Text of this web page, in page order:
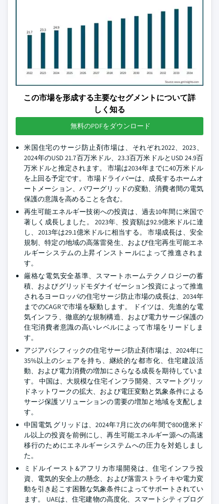
この市場を形成する主要なセグメントについて詳
しく知る
無料のPDFをダウンロード
米国住宅のサージ防止剤市場は、それぞれ2022、2023、
2024年のUSD 21.7百万米ドル、23.3百万米ドルとUSD 24.9百
万米ドルと推定されます。 市場は2034年までに40万米ドル
を上回る予定です。 市場ドライバーは、成長するホームオ
ートメーション、パワーグリッドの変動、消費者間の電気
保護の意識を高めることを含む。
再生可能エネルギー技術への投資は、過去10年間に米国で
著しく成長しました。 2023年、投資額は92.9億米ドルに達
し、2013年は29.1億米ドルに相当する。 市場成長は、安全
規制、特定の地域の高落雷発生、および住宅再生可能エネ
ルギーシステムの上昇インストールによって推進されま
す。
厳格な電気安全基準、スマートホームテクノロジーの蓄
積、およびグリッドモダナイゼーション投資によって推進
されるヨーロッパの住宅サージ防止市場の成長は、2034年
までのCAGRで市場を駆動します。 ドイツは、先進的な電
気インフラ、徹底的な規制構造、および電力サージ保護の
住宅消費者意識の高いレベルによって市場をリードしま
す。
アジアパシフィックの住宅サージ防止剤市場は、2024年に
35%以上のシェアを持ち、継続的な都市化、住宅建設活
動、および電力消費の増加にさらなる成長を期待していま
す。 中国は、大規模な住宅インフラ開発、スマートグリッ
ドネットワークの拡大、および電圧変動と気象条件による
サージ保護ソリューションの需要の増加と地域を支配しま
す。
中国電気 グリッドは、2024年7月に次の6年間で800億米ド
ル以上の投資を前例にし、再生可能エネルギー源への高速
移行のためにエネルギーシステムへの圧力を対処しまし
た。
ミドルイースト&アフリカ市場開発は、住宅インフラ投
資、電気的安全上の懸念、および落雷ストライキや電力変
動を引き起こす困難な気象条件によってサポートされてい
ます。 UAEは、住宅建物の高度化、スマートシティプログ